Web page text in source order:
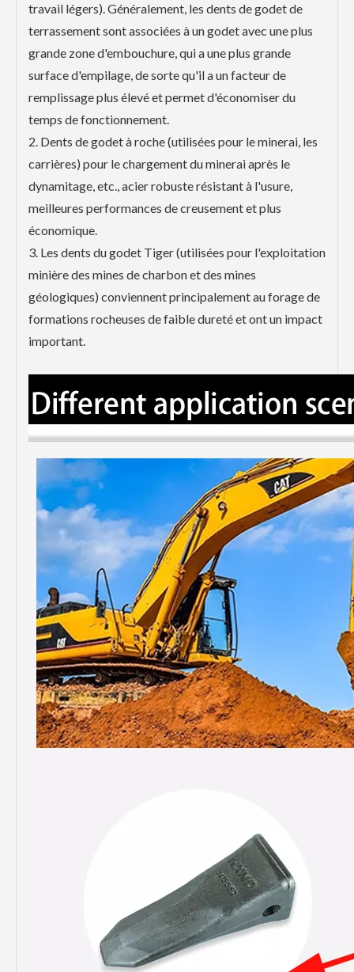
travail légers). Généralement, les dents de godet de
terrassement sont associées à un godet avec une plus
grande zone d'embouchure, qui a une plus grande
surface d'empilage, de sorte qu'il a un facteur de
remplissage plus élevé et permet d'économiser du
temps de fonctionnement.
2. Dents de godet à roche (utilisées pour le minerai, les
carrières) pour le chargement du minerai après le
dynamitage, etc., acier robuste résistant à l'usure,
meilleures performances de creusement et plus
économique.
3. Les dents du godet Tiger (utilisées pour l'exploitation
minière des mines de charbon et des mines
géologiques) conviennent principalement au forage de
formations rocheuses de faible dureté et ont un impact
important.